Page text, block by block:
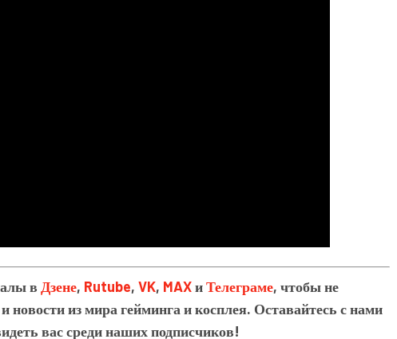
в Дзене, Rutube, VK, MAXиТелеграме, чтобы не
из мира гейминга и косплея. Оставайтесь с нами
вас среди наших подписчиков!